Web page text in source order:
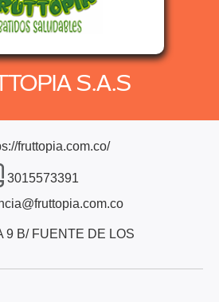
S.A.S
fruttopia.com.co/
3015573391
9 B/ FUENTE DE LOS